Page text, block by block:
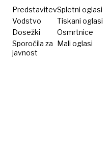
kopico
zveznikov
Predstavitev
Vodstvo
Dosežki
Sporočila za
javnost
Spletni oglasi
Tiskani oglasi
Osmrtnice
Mali oglasi